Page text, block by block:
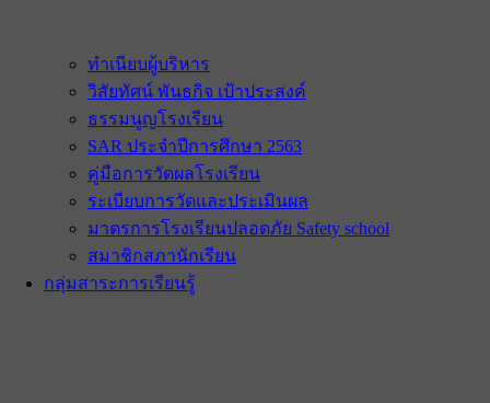
ทำเนียบผู้บริหาร
วิสัยทัศน์ พันธกิจ เป้าประสงค์
ธรรมนูญโรงเรียน
SAR ประจำปีการศึกษา 2563
คู่มือการวัดผลโรงเรียน
ระเบียบการวัดและประเมินผล
มาตรการโรงเรียนปลอดภัย Safety school
สมาชิกสภานักเรียน
กลุ่มสาระการเรียนรู้